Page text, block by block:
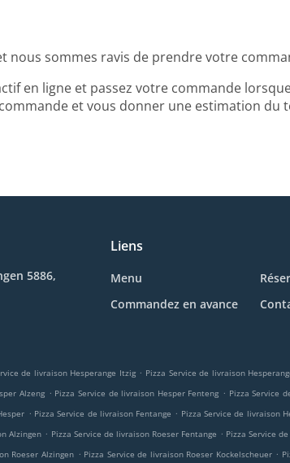
nous sommes ravis de prendre votre
en ligne et passez votre commande
et vous donner une estimation du
5886,
Liens
Menu
Commandez en avance
de livraison Hesperange Itzig . Pizza Service de livraison
Alzeng . Pizza Service de livraison Hesper Fenteng . Pizza Service
. Pizza Service de livraison Fentange . Pizza Service de livraison
Alzingen . Pizza Service de livraison Roeser Fentange . Pizza Service
Roeser Alzingen . Pizza Service de livraison Roeser Kockelscheuer .